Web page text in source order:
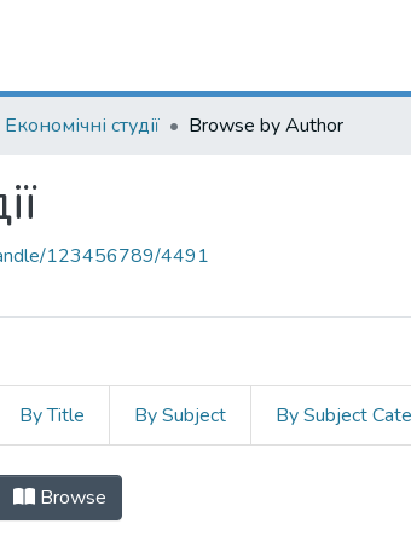
студії Browse by Author
123456789/4491
By Title By Subject By Subject
by Author
Browse